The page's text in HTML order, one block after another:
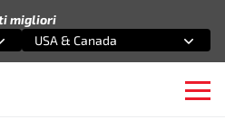
migliori
USA & Canada